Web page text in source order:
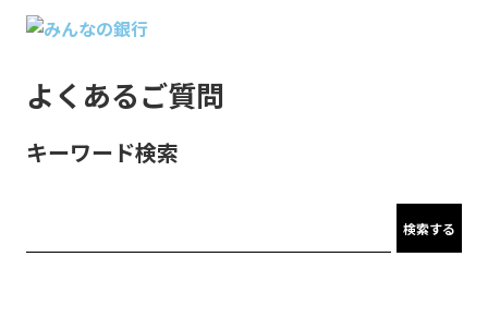
よくあるご質問
キーワード検索
検索する